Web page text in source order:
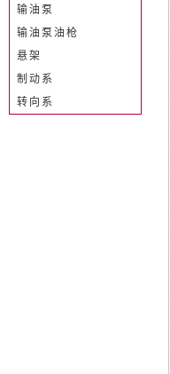
输油泵
输油泵油枪
悬架
制动系
转向系